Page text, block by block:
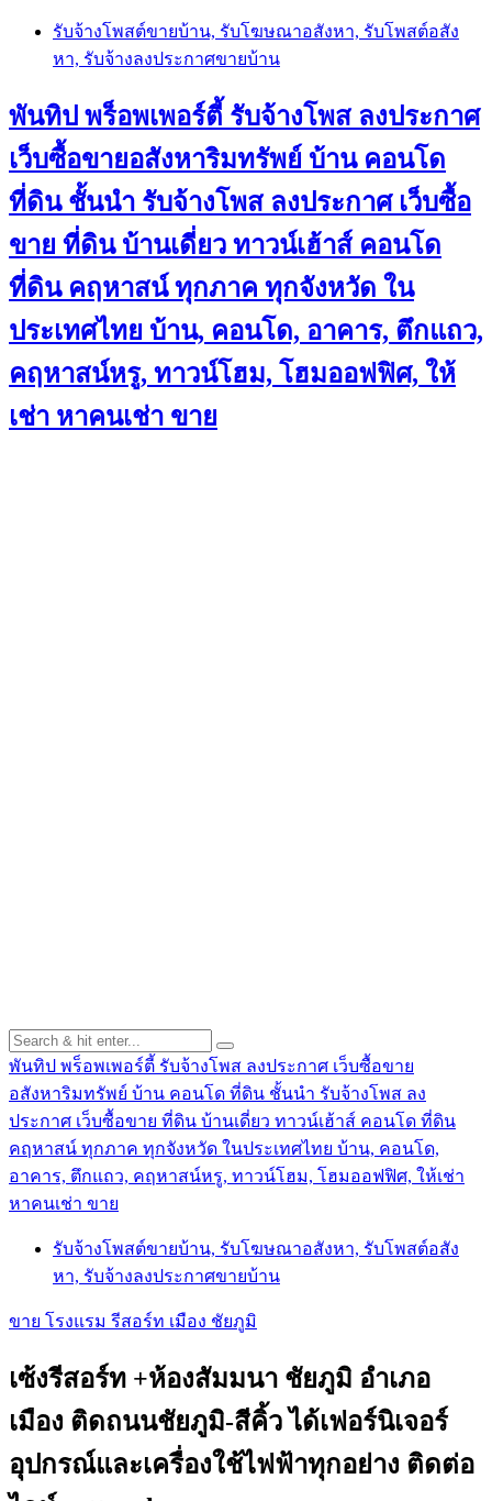
Skip
content
รับจ้างโพสต์ขายบ้าน, รับโฆษณาอสังหา, รับโพสต์อสัง
หา, รับจ้างลงประกาศขายบ้าน
พันทิป พร็อพเพอร์ตี้ รับจ้างโพส ลงประกาศ
เว็บซื้อขายอสังหาริมทรัพย์ บ้าน คอนโด
ที่ดิน ชั้นนำ รับจ้างโพส ลงประกาศ เว็บซื้อ
ขาย ที่ดิน บ้านเดี่ยว ทาวน์เฮ้าส์ คอนโด
ที่ดิน คฤหาสน์ ทุกภาค ทุกจังหวัด ใน
ประเทศไทย บ้าน, คอนโด, อาคาร, ตึกแถว,
คฤหาสน์หรู, ทาวน์โฮม, โฮมออฟฟิศ, ให้
เช่า หาคนเช่า ขาย
พันทิป พร็อพเพอร์ตี้ รับจ้างโพส ลงประกาศ เว็บซื้อขาย
อสังหาริมทรัพย์ บ้าน คอนโด ที่ดิน ชั้นนำ รับจ้างโพส ลง
ประกาศ เว็บซื้อขาย ที่ดิน บ้านเดี่ยว ทาวน์เฮ้าส์ คอนโด ที่ดิน
คฤหาสน์ ทุกภาค ทุกจังหวัด ในประเทศไทย บ้าน, คอนโด,
อาคาร, ตึกแถว, คฤหาสน์หรู, ทาวน์โฮม, โฮมออฟฟิศ, ให้เช่า
หาคนเช่า ขาย
รับจ้างโพสต์ขายบ้าน, รับโฆษณาอสังหา, รับโพสต์อสัง
หา, รับจ้างลงประกาศขายบ้าน
ขาย โรงแรม รีสอร์ท เมือง ชัยภูมิ
เซ้งรีสอร์ท +ห้องสัมมนา ชัยภูมิ อำเภอ
เมือง ติดถนนชัยภูมิ-สีคิ้ว ได้เฟอร์นิเจอร์
อุปกรณ์และเครื่องใช้ไฟฟ้าทุกอย่าง ติดต่อ